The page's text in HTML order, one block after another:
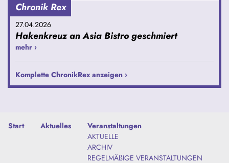
Chronik Rex
27.04.2026
Hakenkreuz an Asia Bistro geschmiert
mehr ›
Komplette ChronikRex anzeigen ›
Start Aktuelles
Veranstaltungen
AKTUELLE
ARCHIV
REGELMÄßIGE VERANSTALTUNGEN